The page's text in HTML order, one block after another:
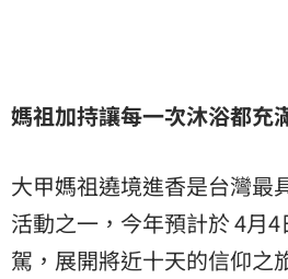
媽祖加持讓每一次沐浴都充
大甲媽祖遶境進香是台灣最
活動之一，今年預計於 4月
駕，展開將近十天的信仰之